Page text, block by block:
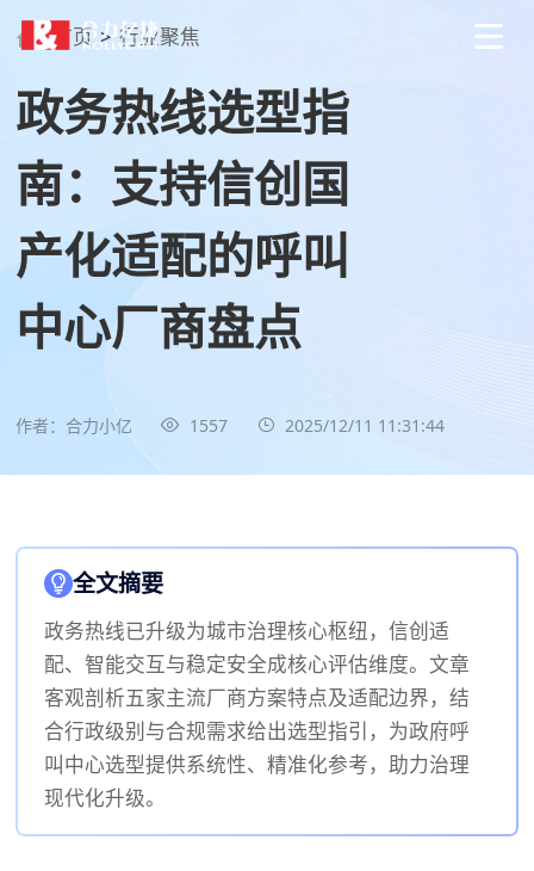
首页 > 行业聚焦
政务热线选型指
南：支持信创国
产化适配的呼叫
中心厂商盘点
作者：合力小亿 1557 2025/12/11 11:31:44
全文摘要
政务热线已升级为城市治理核心枢纽，信创适
配、智能交互与稳定安全成核心评估维度。文章
客观剖析五家主流厂商方案特点及适配边界，结
合行政级别与合规需求给出选型指引，为政府呼
叫中心选型提供系统性、精准化参考，助力治理
现代化升级。